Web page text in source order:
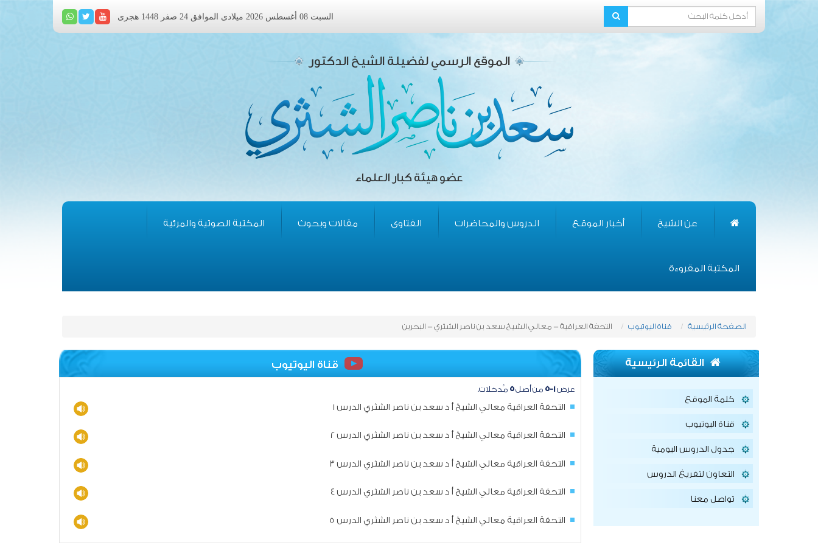
السبت 08 أغسطس 2026 ميلادى الموافق 24 صفر 1448 هجرى
الموقع الرسمي لفضيلة الشيخ الدكتور
عضو هيئة كبار العلماء
عن الشيخ أخبار الموقع الدروس والمحاضرات الفتاوى مقالات وبحوث المكتبة الصوتية والمرئية
المكتبة المقروءة
الصفحة الرئيسية قناة اليوتيوب التحفة العراقية - معالي الشيخ سعد بن ناصر الشثري - البحرين
القائمة الرئيسية
كلمة الموقع
قناة اليوتيوب
جدول الدروس اليومية
التعاون لتفريغ الدروس
تواصل معنا
قناة اليوتيوب
عرض ١-٥ من أصل٥ مُدخلات.
التحفة العراقية معالي الشيخ أ د سعد بن ناصر الشثري الدرس 1
التحفة العراقية معالي الشيخ أ د سعد بن ناصر الشثري الدرس 2
التحفة العراقية معالي الشيخ أ د سعد بن ناصر الشثري الدرس 3
التحفة العراقية معالي الشيخ أ د سعد بن ناصر الشثري الدرس 4
التحفة العراقية معالي الشيخ أ د سعد بن ناصر الشثري الدرس 5